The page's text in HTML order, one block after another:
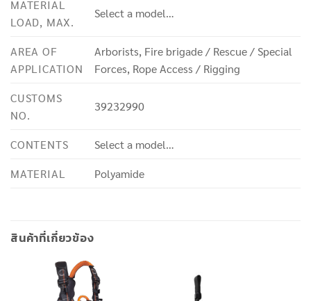
MATERIAL
LOAD, MAX.
Select a model…
AREA OF
APPLICATION
Arborists, Fire brigade / Rescue / Special
Forces, Rope Access / Rigging
CUSTOMS
NO.
39232990
CONTENTS
Select a model…
MATERIAL
Polyamide
สินค้าที่เกี่ยวข้อง